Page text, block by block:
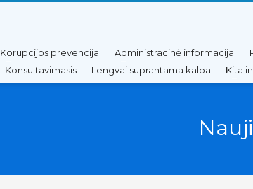
Korupcijos prevencija Administracinė informacija
Konsultavimasis Lengvai suprantama kalba Kita